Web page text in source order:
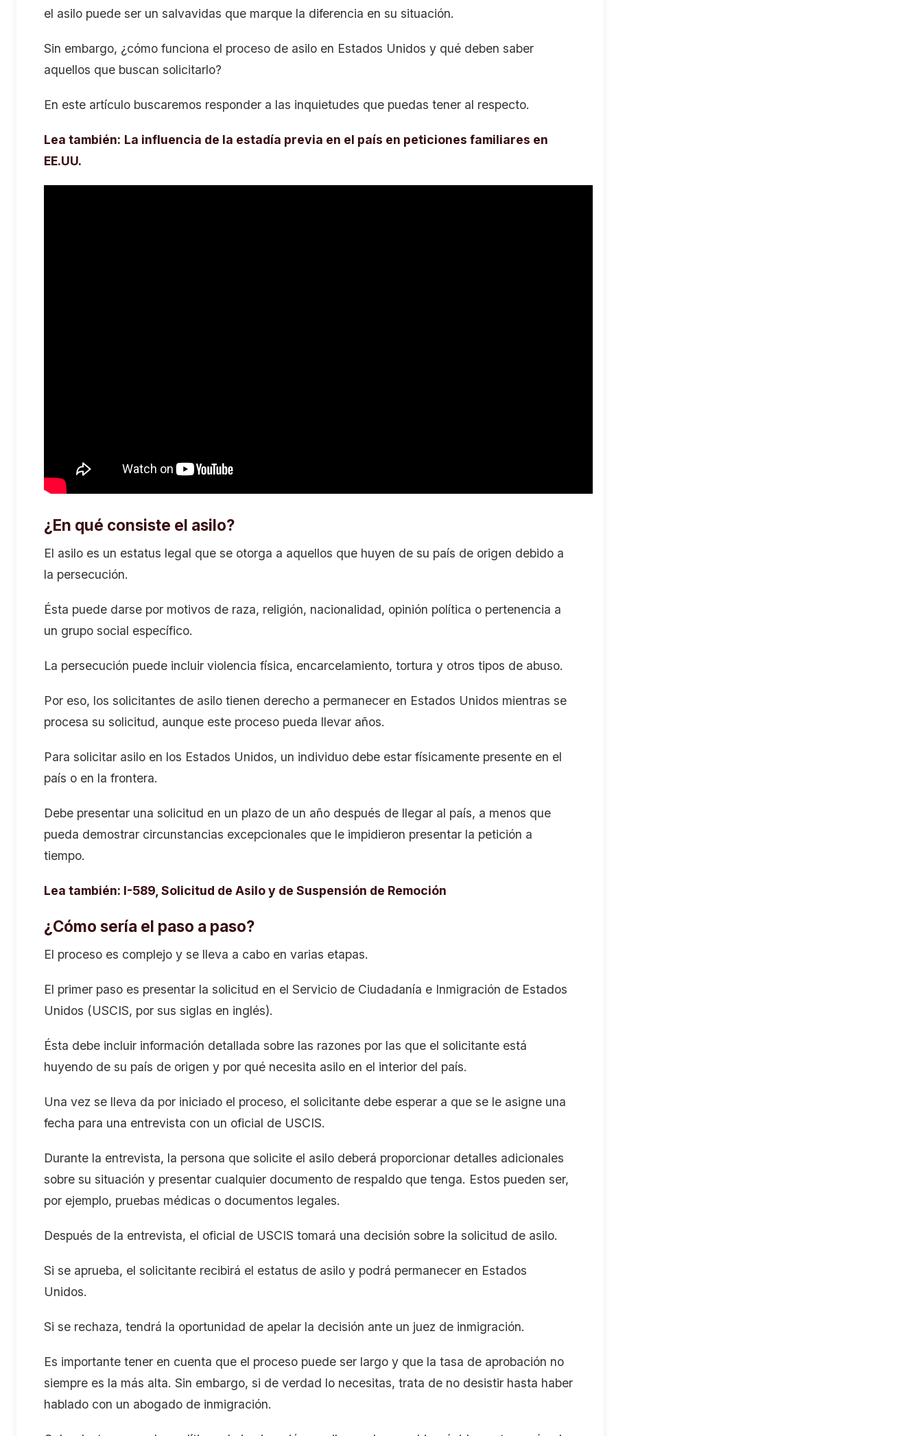
el asilo puede ser un salvavidas que marque la diferencia en su situación.
Sin embargo, ¿cómo funciona el proceso de asilo en Estados Unidos y qué deben saber
aquellos que buscan solicitarlo?
En este artículo buscaremos responder a las inquietudes que puedas tener al respecto.
Lea también: La influencia de la estadía previa en el país en peticiones familiares en
EE.UU.
¿En qué consiste el asilo?
El asilo es un estatus legal que se otorga a aquellos que huyen de su país de origen debido a
la persecución.
Ésta puede darse por motivos de raza, religión, nacionalidad, opinión política o pertenencia a
un grupo social específico.
La persecución puede incluir violencia física, encarcelamiento, tortura y otros tipos de abuso.
Por eso, los solicitantes de asilo tienen derecho a permanecer en Estados Unidos mientras se
procesa su solicitud, aunque este proceso pueda llevar años.
Para solicitar asilo en los Estados Unidos, un individuo debe estar físicamente presente en el
país o en la frontera.
Debe presentar una solicitud en un plazo de un año después de llegar al país, a menos que
pueda demostrar circunstancias excepcionales que le impidieron presentar la petición a
tiempo.
Lea también: I-589, Solicitud de Asilo y de Suspensión de Remoción
¿Cómo sería el paso a paso?
El proceso es complejo y se lleva a cabo en varias etapas.
El primer paso es presentar la solicitud en el Servicio de Ciudadanía e Inmigración de Estados
Unidos (USCIS, por sus siglas en inglés).
Ésta debe incluir información detallada sobre las razones por las que el solicitante está
huyendo de su país de origen y por qué necesita asilo en el interior del país.
Una vez se lleva da por iniciado el proceso, el solicitante debe esperar a que se le asigne una
fecha para una entrevista con un oficial de USCIS.
Durante la entrevista, la persona que solicite el asilo deberá proporcionar detalles adicionales
sobre su situación y presentar cualquier documento de respaldo que tenga. Estos pueden ser,
por ejemplo, pruebas médicas o documentos legales.
Después de la entrevista, el oficial de USCIS tomará una decisión sobre la solicitud de asilo.
Si se aprueba, el solicitante recibirá el estatus de asilo y podrá permanecer en Estados
Unidos.
Si se rechaza, tendrá la oportunidad de apelar la decisión ante un juez de inmigración.
Es importante tener en cuenta que el proceso puede ser largo y que la tasa de aprobación no
siempre es la más alta. Sin embargo, si de verdad lo necesitas, trata de no desistir hasta haber
hablado con un abogado de inmigración.